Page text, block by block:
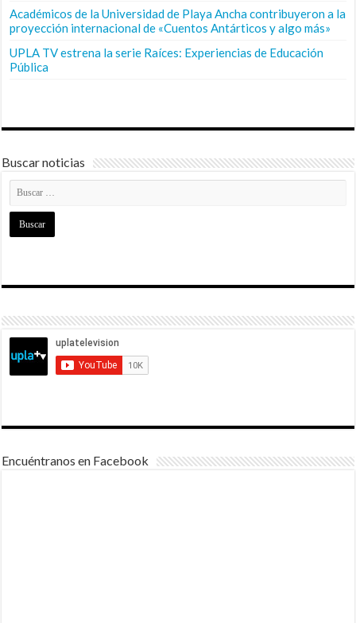
Académicos de la Universidad de Playa Ancha contribuyeron a la
proyección internacional de «Cuentos Antárticos y algo más»
UPLA TV estrena la serie Raíces: Experiencias de Educación
Pública
Buscar noticias
Encuéntranos en Facebook